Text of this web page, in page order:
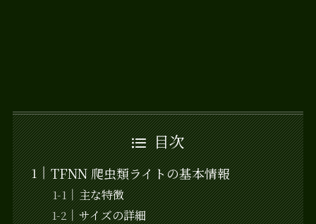
目次
TFNN 爬虫類ライトの基本情報
主な特徴
サイズの詳細